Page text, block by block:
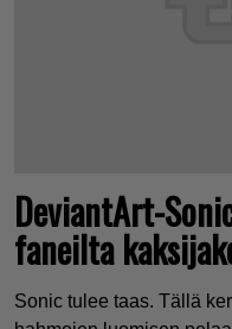
DeviantArt-
faneilta
Sonic tulee taas. Tällä